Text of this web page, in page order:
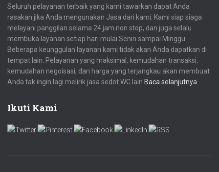
Seluruh pelayanan terbaik yang kami tawarkan dapat Anda
rasakan jika Anda mengunakan Jasa dari kami. Kami siap siaga
melayani panggilan selama 24 jam non stop, dan juga selalu
membuka layanan setiap hari mulai Senin sampai Minggu.
Beberapa keunggulan layanan kami tidak akan Anda dapatkan di
tempat lain. Pelayanan yang maksimal, kemudahan transaksi,
kemudahan negoisasi, dan harga yang terjangkau akan membuat
Anda tak ingin lagi melirik jasa sedot WC lain Baca selanjutnya
Ikuti Kami